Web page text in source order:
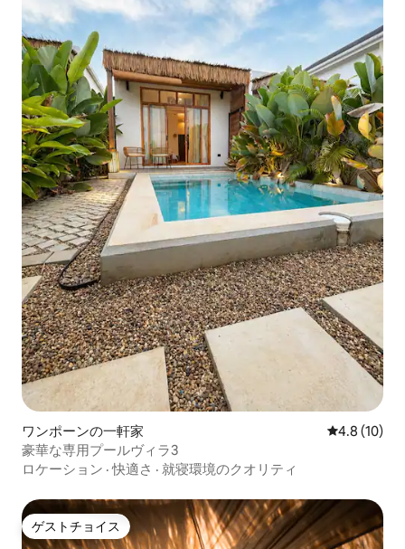
ワンポーンの一軒家 レビュー10
4.8 (10)
豪華な専用プールヴィラ3
ロケーション ·快適さ · 就寝環境のクオリティ
ゲストチョイス
ゲストチョイス